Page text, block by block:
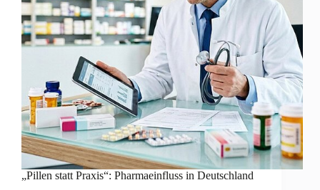
„Pillen statt Praxis“: Pharmaeinfluss in Deutschland